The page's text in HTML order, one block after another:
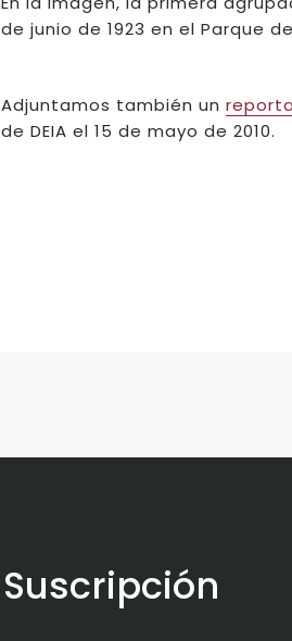
de junio de 1923 en el Parque
Adjuntamos también un
de DEIA el 15 de mayo de 2010.
Suscripción